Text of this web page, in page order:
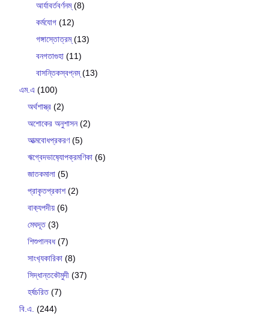
আর্যাবর্তবর্ণনম্(8)
কর্মযোগ (12)
গঙ্গাস্তোত্রম্(13)
বনগতাগুহা (11)
বাসন্তিকস্বপ্নম্(13)
এম.এ (100)
অর্থশাস্ত্র (2)
অশোকের অনুশাসন(2)
আত্মবোধপ্রকরণ(5)
ঋগ্বেদভাষ‍্যোপক্রমণিকা (6)
জাতকমালা (5)
প্রাকৃতপ্রকাশ(2)
বাক‍্যপদীয় (6)
মেঘদূত(3)
শিশুপালবধ(7)
সাংখ‍্যকারিকা (8)
সিদ্ধান্তকৌমুদী (37)
হর্ষচরিত(7)
বি.এ. (244)